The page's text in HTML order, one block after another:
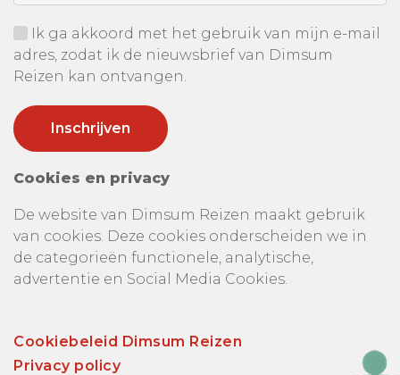
Ik ga akkoord met het gebruik van mijn e-mail
adres, zodat ik de nieuwsbrief van Dimsum
Reizen kan ontvangen.
Cookies en privacy
De website van Dimsum Reizen maakt gebruik
van cookies. Deze cookies onderscheiden we in
de categorieën functionele, analytische,
advertentie en Social Media Cookies.
Cookiebeleid Dimsum Reizen
Privacy policy